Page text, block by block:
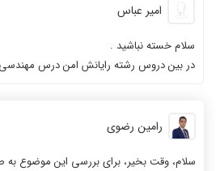
امیر عباس
سلام خسته نباشید .
در بین دروس رشته رایانش امن درس مهندسی
رامین رضوی
سلام، وقت بخیر، برای بررسی این موضوع